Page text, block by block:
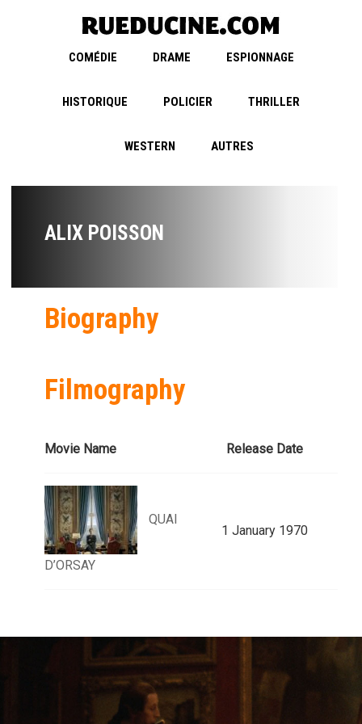
COMÉDIE DRAME ESPIONNAGE
HISTORIQUE POLICIER THRILLER
WESTERN AUTRES
ALIX POISSON
Biography
Filmography
Movie Name Release Date
QUAI
D’ORSAY
1 January 1970